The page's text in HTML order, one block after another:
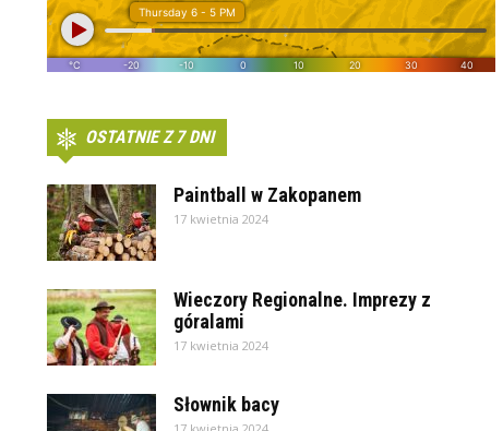
OSTATNIE Z 7 DNI
Paintball w Zakopanem
17 kwietnia 2024
Wieczory Regionalne. Imprezy z
góralami
17 kwietnia 2024
Słownik bacy